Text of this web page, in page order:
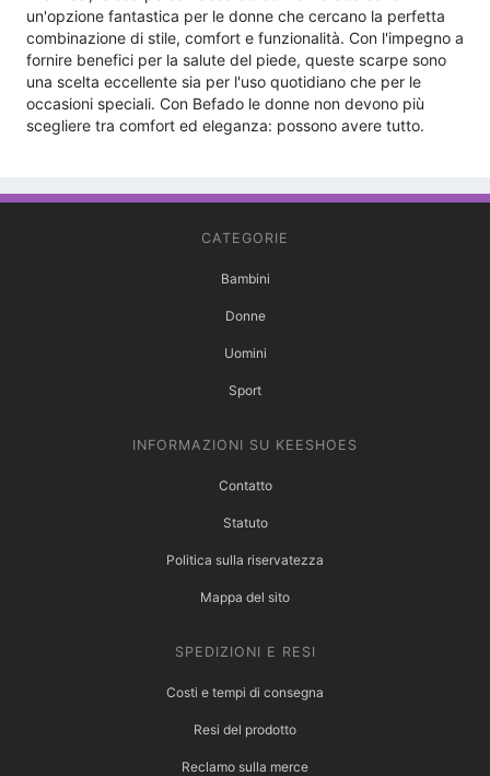
un'opzione fantastica per le donne che cercano la perfetta
combinazione di stile, comfort e funzionalità. Con l'impegno a
fornire benefici per la salute del piede, queste scarpe sono
una scelta eccellente sia per l'uso quotidiano che per le
occasioni speciali. Con Befado le donne non devono più
scegliere tra comfort ed eleganza: possono avere tutto.
CATEGORIE
Bambini
Donne
Uomini
Sport
INFORMAZIONI SU KEESHOES
Contatto
Statuto
Politica sulla riservatezza
Mappa del sito
SPEDIZIONI E RESI
Costi e tempi di consegna
Resi del prodotto
Reclamo sulla merce